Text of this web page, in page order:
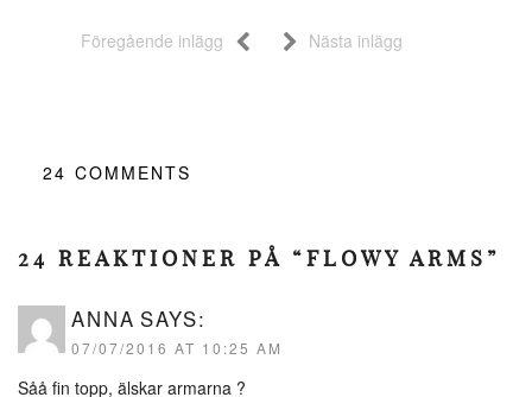
Föregående inlägg Nästa inlägg
24 COMMENTS
24 REAKTIONER PÅ “FLOWY ARMS”
ANNA SAYS:
07/07/2016 AT 10:25 AM
Såå fin topp, älskar armarna ?